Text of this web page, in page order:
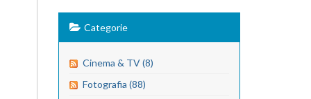
Categorie
Cinema & TV (8)
Fotografia (88)